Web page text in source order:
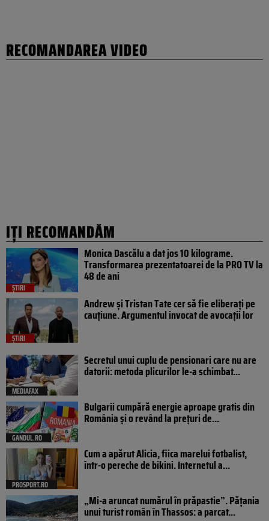
RECOMANDAREA VIDEO
IȚI RECOMANDĂM
ȘTIRI
Monica Dascălu a dat jos 10 kilograme.
Transformarea prezentatoarei de la PRO TV la
48 de ani
ȘTIRI
Andrew și Tristan Tate cer să fie eliberați pe
cauțiune. Argumentul invocat de avocații lor
MEDIAFAX
Secretul unui cuplu de pensionari care nu are
datorii: metoda plicurilor le-a schimbat...
GANDUL.RO
Bulgarii cumpără energie aproape gratis din
România și o revând la prețuri de...
PROSPORT.RO
Cum a apărut Alicia, fiica marelui fotbalist,
într-o pereche de bikini. Internetul a...
„Mi-a aruncat numărul în prăpastie”. Pățania
unui turist român în Thassos: a parcat...